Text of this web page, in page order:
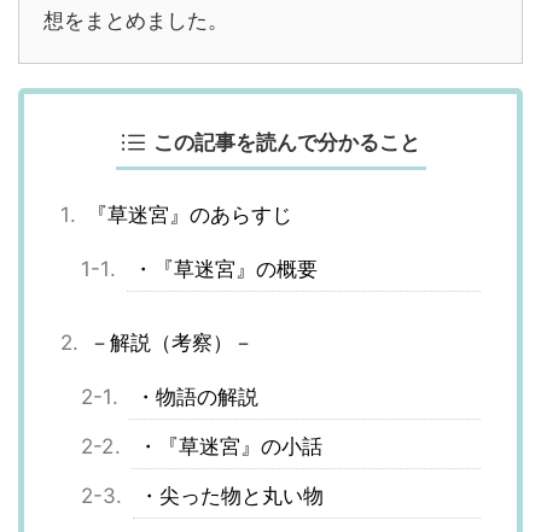
想をまとめました。
この記事を読んで分かること
『草迷宮』のあらすじ
・『草迷宮』の概要
－解説（考察）－
・物語の解説
・『草迷宮』の小話
・尖った物と丸い物